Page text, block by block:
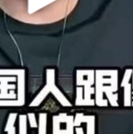
偷用手机查答案
获刑1年
将有4轮高温过程